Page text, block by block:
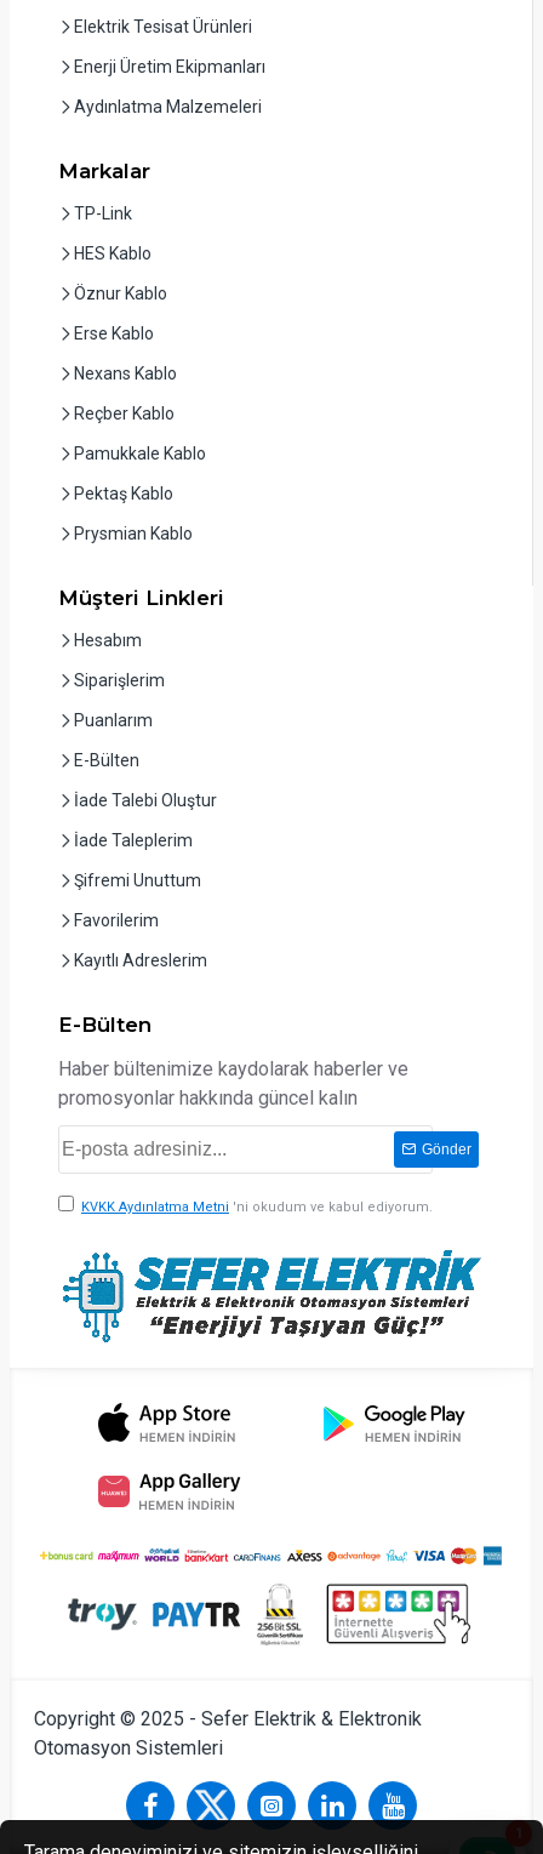
Elektrik Tesisat Ürünleri
Enerji Üretim Ekipmanları
Aydınlatma Malzemeleri
Markalar
TP-Link
HES Kablo
Öznur Kablo
Erse Kablo
Nexans Kablo
Reçber Kablo
Pamukkale Kablo
Pektaş Kablo
Prysmian Kablo
Müşteri Linkleri
Hesabım
Siparişlerim
Puanlarım
E-Bülten
İade Talebi Oluştur
İade Taleplerim
Şifremi Unuttum
Favorilerim
Kayıtlı Adreslerim
E-Bülten
Haber bültenimize kaydolarak haberler ve
promosyonlar hakkında güncel kalın
Gönder
KVKK Aydınlatma Metni 'ni okudum ve kabul ediyorum.
Copyright © 2025 - Sefer Elektrik & Elektronik
Otomasyon Sistemleri